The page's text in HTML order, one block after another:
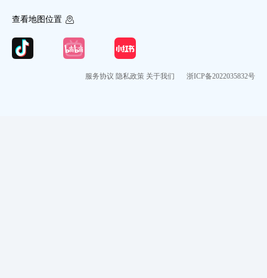
查看地图位置
服务协议 隐私政策 关于我们 浙ICP备2022035832号